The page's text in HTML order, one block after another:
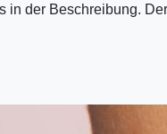
in der Beschreibung.